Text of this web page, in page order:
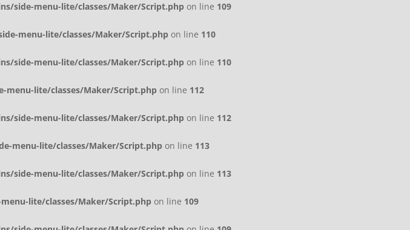
side-menu-lite/classes/Maker/Script.php on line 109
menu-lite/classes/Maker/Script.php on line 110
side-menu-lite/classes/Maker/Script.php on line 110
lite/classes/Maker/Script.php on line 112
side-menu-lite/classes/Maker/Script.php on line 112
menu-lite/classes/Maker/Script.php on line 113
side-menu-lite/classes/Maker/Script.php on line 113
lite/classes/Maker/Script.php on line 109